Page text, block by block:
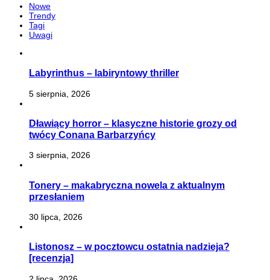
Nowe
Trendy
Tagi
Uwagi
Labyrinthus – labiryntowy thriller
5 sierpnia, 2026
Dławiący horror – klasyczne historie grozy od
twócy Conana Barbarzyńcy
3 sierpnia, 2026
Tonery – makabryczna nowela z aktualnym
przesłaniem
30 lipca, 2026
Listonosz – w pocztowcu ostatnia nadzieja?
[recenzja]